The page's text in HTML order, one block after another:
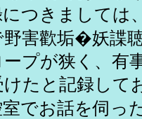
ましては、
野害歡垢�妖
が狭く、有
たと記録して
お話を伺った